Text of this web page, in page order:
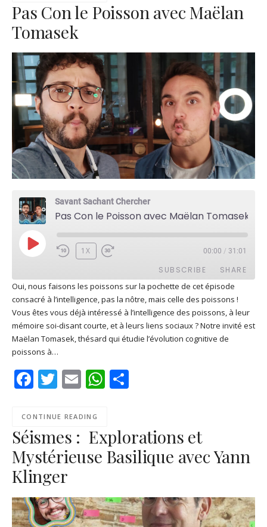
Pas Con le Poisson avec Maëlan
Tomasek
Savant Sachant Chercher
Pas Con le Poisson avec Maëlan Tomasek
PLAY
EPISODE
1X 00:00 / 31:01
SUBSCRIBE SHARE
Apple Podcasts Deezer
Google Play PocketCasts
Podcast Addict RSS
RSS FEED
SHARE
LINK
EMBED
Oui, nous faisons les poissons sur la pochette de cet épisode
consacré à l’intelligence, pas la nôtre, mais celle des poissons !
Vous êtes vous déjà intéressé à l’intelligence des poissons, à leur
mémoire soi-disant courte, et à leurs liens sociaux ? Notre invité est
Maëlan Tomasek, thésard qui étudie l’évolution cognitive de
poissons à…
Facebook
Twitter
EmailWhatsApp
CONTINUE READING
Séismes : Explorations et
Mystérieuse Basilique avec Yann
Klinger